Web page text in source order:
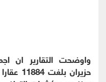
واوضحت التقارير ان